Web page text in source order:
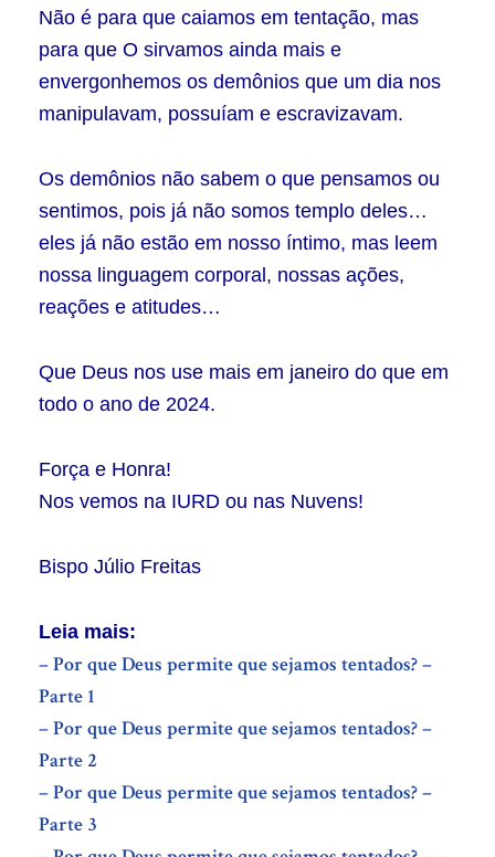
Não é para que caiamos em tentação, mas
para que O sirvamos ainda mais e
envergonhemos os demônios que um dia nos
manipulavam, possuíam e escravizavam.
Os demônios não sabem o que pensamos ou
sentimos, pois já não somos templo deles…
eles já não estão em nosso íntimo, mas leem
nossa linguagem corporal, nossas ações,
reações e atitudes…
Que Deus nos use mais em janeiro do que em
todo o ano de 2024.
Força e Honra!
Nos vemos na IURD ou nas Nuvens!
Bispo Júlio Freitas
Leia mais:
– Por que Deus permite que sejamos tentados? –
Parte 1
– Por que Deus permite que sejamos tentados? –
Parte 2
– Por que Deus permite que sejamos tentados? –
Parte 3